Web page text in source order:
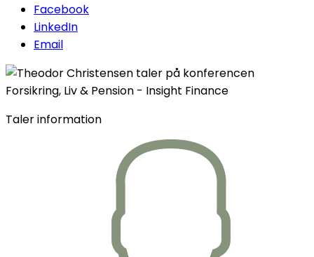
Facebook
LinkedIn
Email
Taler information